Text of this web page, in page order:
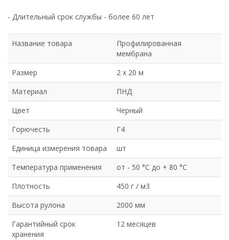
- Длительный срок службы - более 60 лет
Название товара
Профилированная
мембрана
Размер
2 х 20 м
Материал
ПНД
Цвет
Черный
Горючесть
Г4
Единица измерения товара
шт
Температура применения
от - 50 °C до + 80 °C
Плотность
450 г / м3
Высота рулона
2000 мм
Гарантийный срок
хранения
12 месяцев